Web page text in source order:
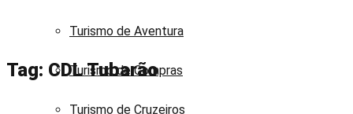
Turismo de Aventura
Turismo de Compras
Turismo de Cruzeiros
Tag: CDL Tubarão